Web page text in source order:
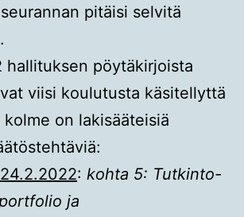
pitäisi selvitä
hallituksen pöytäkirjoista
viisi koulutusta käsitellyttä
on lakisääteisiä
: kohta 5: Tutkinto-
ja